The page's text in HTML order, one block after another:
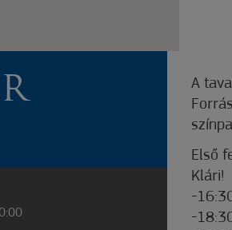
A
Első
Klári!
-
-